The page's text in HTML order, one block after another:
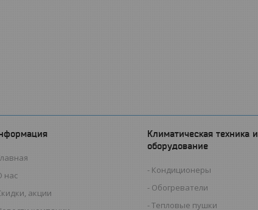
нас
акции
Климатическая техника и
оборудование
Кондиционеры
Обогреватели
Тепловые пушки